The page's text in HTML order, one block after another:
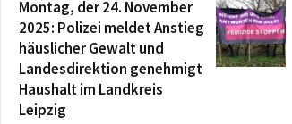
Montag, der 24. November
2025: Polizei meldet Anstieg
häuslicher Gewalt und
Landesdirektion genehmigt
Haushalt im Landkreis
Leipzig